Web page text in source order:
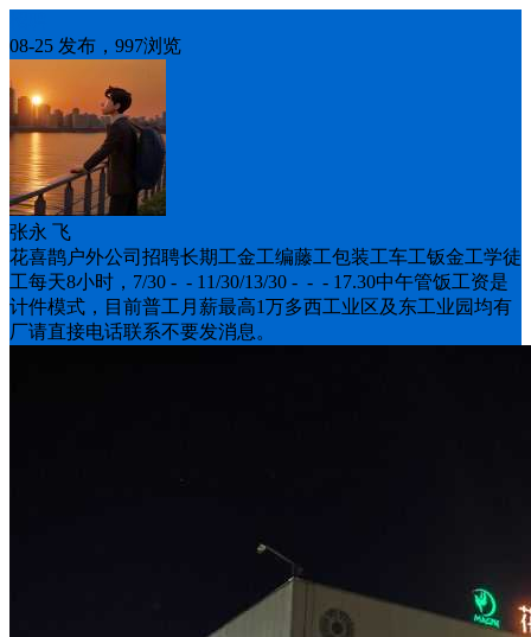
08-25 发布，997浏览
张永 飞
花喜鹊户外公司招聘长期工金工编藤工包装工车工钣金工学徒
工每天8小时，7/30 - - 11/30/13/30 - - - 17.30中午管饭工资是
计件模式，目前普工月薪最高1万多西工业区及东工业园均有
厂请直接电话联系不要发消息。